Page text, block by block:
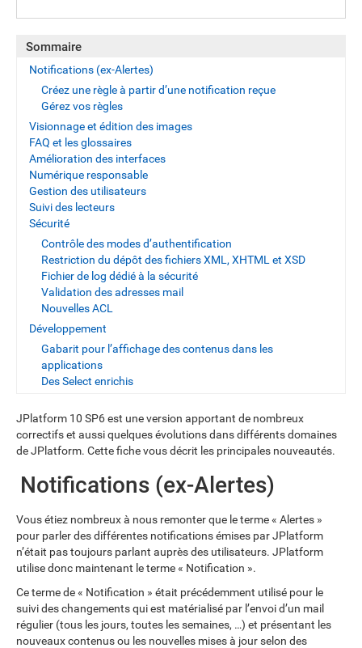
Sommaire
Notifications (ex-Alertes)
Créez une règle à partir d’une notification reçue
Gérez vos règles
Visionnage et édition des images
FAQ et les glossaires
Amélioration des interfaces
Numérique responsable
Gestion des utilisateurs
Suivi des lecteurs
Sécurité
Contrôle des modes d’authentification
Restriction du dépôt des fichiers XML, XHTML et XSD
Fichier de log dédié à la sécurité
Validation des adresses mail
Nouvelles ACL
Développement
Gabarit pour l’affichage des contenus dans les
applications
Des Select enrichis
JPlatform 10 SP6 est une version apportant de nombreux
correctifs et aussi quelques évolutions dans différents domaines
de JPlatform. Cette fiche vous décrit les principales nouveautés.
Notifications (ex-Alertes)
Vous étiez nombreux à nous remonter que le terme « Alertes »
pour parler des différentes notifications émises par JPlatform
n’était pas toujours parlant auprès des utilisateurs. JPlatform
utilise donc maintenant le terme « Notification ».
Ce terme de « Notification » était précédemment utilisé pour le
suivi des changements qui est matérialisé par l’envoi d’un mail
régulier (tous les jours, toutes les semaines, …) et présentant les
nouveaux contenus ou les nouvelles mises à jour selon des